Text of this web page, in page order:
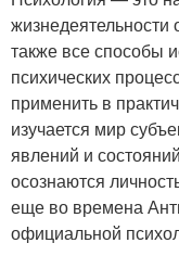
также все способы
психических
применить в
изучается мир
явлений и
осознаются
еще во времена
официальной